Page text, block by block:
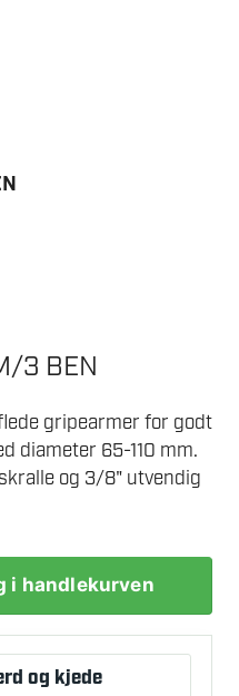
3 BEN
gripearmer for godt
diameter 65-110 mm.
og 3/8" utvendig
i handlekurven
og kjede